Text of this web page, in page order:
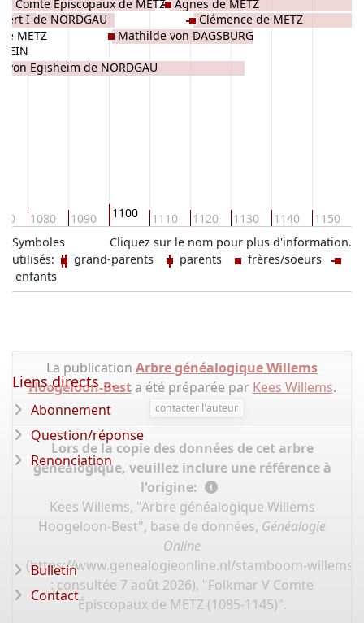
1080 1090 1100 1110 1120 1130 1140 1150
METZ
von Egisheim de NORDGAU
Comte Épiscopaux de METZ
I de NORDGAU
Mathilde von DAGSBURG
Agnes de METZ
Clémence de METZ
Cliquez sur le nom pour plus d'information.
Symboles
utilisés:
grand-parents parents
frères/soeurs
enfants
La publication Arbre généalogique Willems
Hoogeloon-Besta été préparée par Kees Willems.
contacter l'auteur
Lors de la copie des données de cet arbre
généalogique, veuillez inclure une référence à
l'origine:
Kees Willems, "Arbre généalogique Willems
Hoogeloon-Best", base de données, Généalogie
Online
(https://www.genealogieonline.nl/stamboom-willems-
: consultée 7 août 2026), "Folkmar V Comte
Épiscopaux de METZ (1085-1145)".
Liens directs ...
Abonnement
Question/réponse
Renonciation
Bulletin
Contact